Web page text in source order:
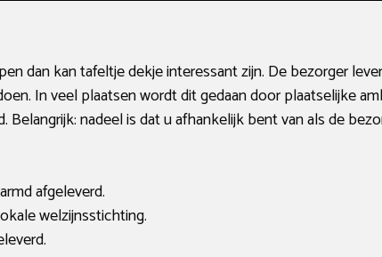
dan kan tafeltje dekje interessant zijn. De bezorger
In veel plaatsen wordt dit gedaan door plaatselijke
Belangrijk: nadeel is dat u afhankelijk bent van als de
afgeleverd.
welzijnsstichting.